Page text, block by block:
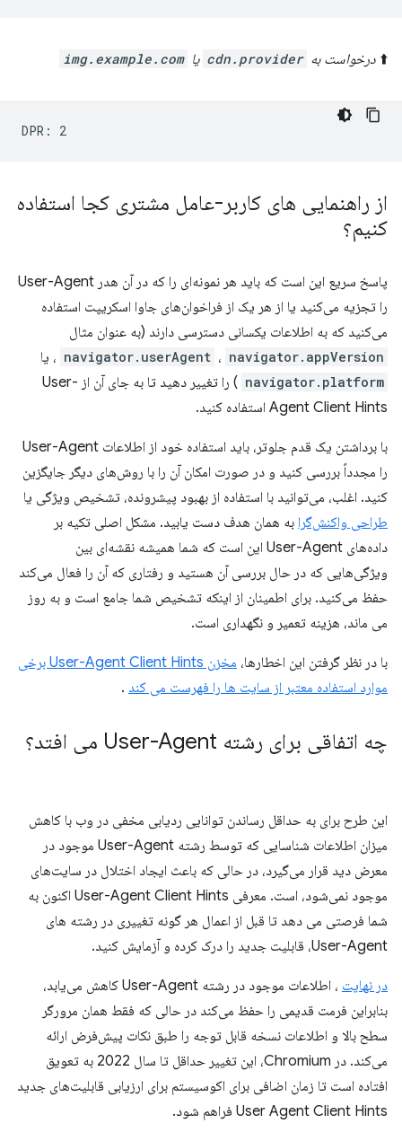
⬆️ درخواست به cdn.provider یا img.example.com
از راهنمایی های کاربر-عامل مشتری کجا استفاده
کنیم؟
پاسخ سریع این است که باید هر نمونه‌ای را که در آن هدر User-Agent
را تجزیه می‌کنید یا از هر یک از فراخوان‌های جاوا اسکریپت استفاده
می‌کنید که به اطلاعات یکسانی دسترسی دارند (به عنوان مثال
navigator.userAgent ، navigator.appVersion ، یا
navigator.platform
) را تغییر دهید تا به جای آن از User-
Agent Client Hints استفاده کنید.
با برداشتن یک قدم جلوتر، باید استفاده خود از اطلاعات User-Agent
را مجدداً بررسی کنید و در صورت امکان آن را با روش‌های دیگر جایگزین
کنید. اغلب، می‌توانید با استفاده از بهبود پیشرونده، تشخیص ویژگی یا
طراحی واکنش‌گرا به همان هدف دست یابید. مشکل اصلی تکیه بر
داده‌های User-Agent این است که شما همیشه نقشه‌ای بین
ویژگی‌هایی که در حال بررسی آن هستید و رفتاری که آن را فعال می‌کند
حفظ می‌کنید. برای اطمینان از اینکه تشخیص شما جامع است و به روز
می ماند، هزینه تعمیر و نگهداری است.
با در نظر گرفتن این اخطارها،
مخزن User-Agent Client Hints برخی
موارد استفاده معتبر از سایت ها را فهرست می کند .
چه اتفاقی برای رشته User-Agent می افتد؟
این طرح برای به حداقل رساندن توانایی ردیابی مخفی در وب با کاهش
میزان اطلاعات شناسایی که توسط رشته User-Agent موجود در
معرض دید قرار می‌گیرد، در حالی که باعث ایجاد اختلال در سایت‌های
موجود نمی‌شود، است. معرفی User-Agent Client Hints اکنون به
شما فرصتی می دهد تا قبل از اعمال هر گونه تغییری در رشته های
User-Agent، قابلیت جدید را درک کرده و آزمایش کنید.
در نهایت
، اطلاعات موجود در رشته User-Agent کاهش می‌یابد،
بنابراین فرمت قدیمی را حفظ می‌کند در حالی که فقط همان مرورگر
سطح بالا و اطلاعات نسخه قابل توجه را طبق نکات پیش‌فرض ارائه
می‌کند. در Chromium، این تغییر حداقل تا سال 2022 به تعویق
افتاده است تا زمان اضافی برای اکوسیستم برای ارزیابی قابلیت‌های جدید
User Agent Client Hints فراهم شود.